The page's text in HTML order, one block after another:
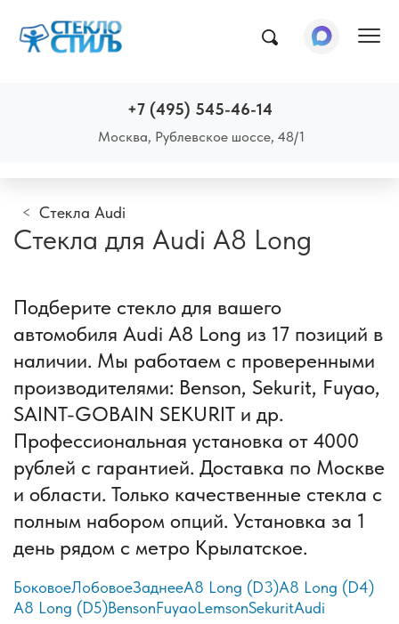
+7 (495) 545-46-14
Москва, Рублевское шоссе, 48/1
Стекла Audi
Стекла для Audi A8 Long
Подберите стекло для вашего
автомобиля Audi A8 Long из 17 позиций в
наличии. Мы работаем с проверенными
производителями: Benson, Sekurit, Fuyao,
SAINT-GOBAIN SEKURIT и др.
Профессиональная установка от 4000
рублей с гарантией. Доставка по Москве
и области. Только качественные стекла с
полным набором опций. Установка за 1
день рядом с метро Крылатское.
БоковоеЛобовоеЗаднееA8 Long (D3)A8 Long (D4)
A8 Long (D5)BensonFuyaoLemsonSekuritAudi